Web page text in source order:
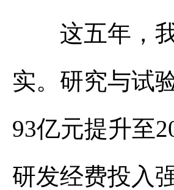
这五年，我
实。研究与试
93亿元提升至
研发经费投入